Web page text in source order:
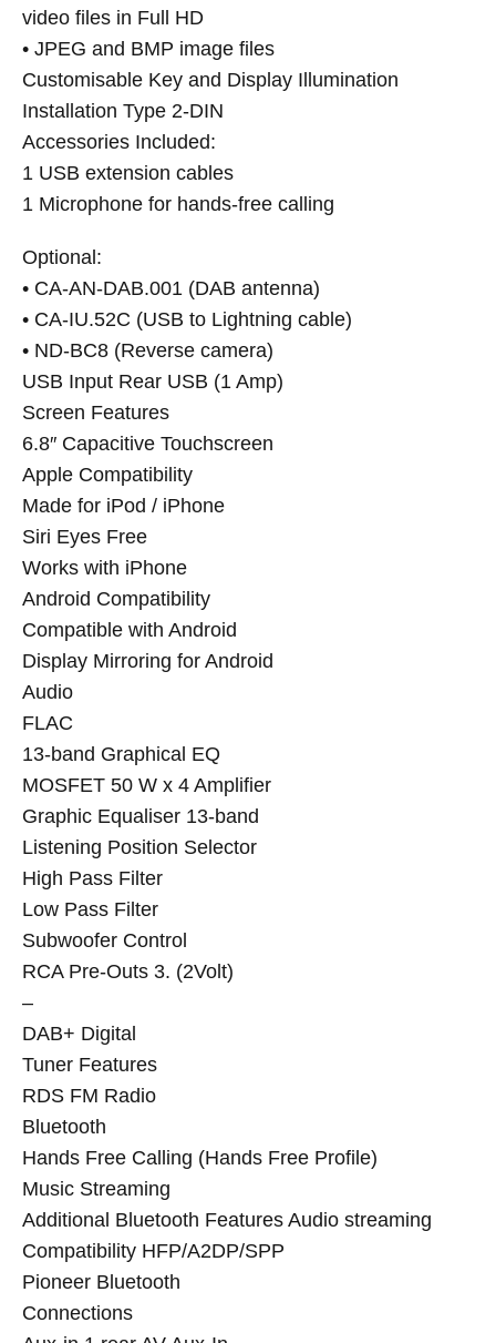
video files in Full HD
• JPEG and BMP image files
Customisable Key and Display Illumination
Installation Type 2-DIN
Accessories Included:
1 USB extension cables
1 Microphone for hands-free calling
Optional:
• CA-AN-DAB.001 (DAB antenna)
• CA-IU.52C (USB to Lightning cable)
• ND-BC8 (Reverse camera)
USB Input Rear USB (1 Amp)
Screen Features
6.8″ Capacitive Touchscreen
Apple Compatibility
Made for iPod / iPhone
Siri Eyes Free
Works with iPhone
Android Compatibility
Compatible with Android
Display Mirroring for Android
Audio
FLAC
13-band Graphical EQ
MOSFET 50 W x 4 Amplifier
Graphic Equaliser 13-band
Listening Position Selector
High Pass Filter
Low Pass Filter
Subwoofer Control
RCA Pre-Outs 3. (2Volt)
–
DAB+ Digital
Tuner Features
RDS FM Radio
Bluetooth
Hands Free Calling (Hands Free Profile)
Music Streaming
Additional Bluetooth Features Audio streaming
Compatibility HFP/A2DP/SPP
Pioneer Bluetooth
Connections